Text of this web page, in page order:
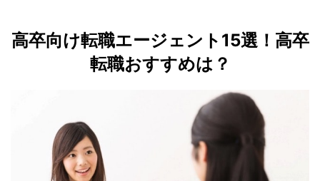
高卒向け転職エージェント15選！高卒
転職おすすめは？